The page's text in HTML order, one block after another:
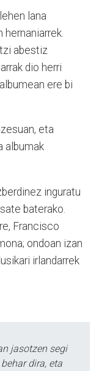
lana
abestiz
dio herri
ere bi
eta
albumak
inguratu
baterako.
Francisco
ondoan izan
irlandarrek
jasotzen segi
dira, eta